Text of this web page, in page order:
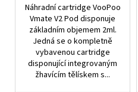
Náhradní cartridge VooPoo
Vmate V2 Pod disponuje
základním objemem 2ml.
Jedná se o kompletně
vybavenou cartridge
disponující integrovaným
žhavícím tělískem s...